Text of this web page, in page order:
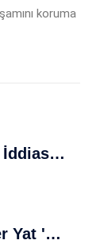
koruma
Antalya'daki CHP Para Talep İddiası Yargıya Taşındı
Muğla Bodrum'da Lüks Süper Yat 'Golden Odyssey' Demirledi